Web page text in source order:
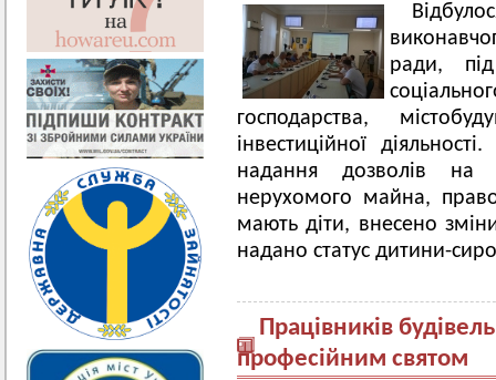
ради,
господарства,
інвестиційної
надання дозволів на
нерухомого майна,
мають діти, внесено
надано статус дитини-
Працівників
професійним святом